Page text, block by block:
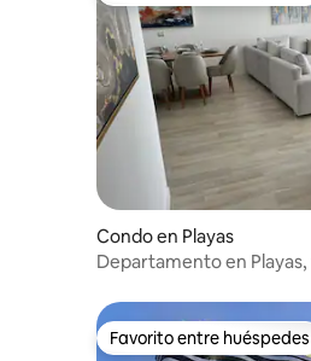
Condo en Playas
Departamento en Playas,
Favorito entre huéspedes
Favorito entre huéspedes